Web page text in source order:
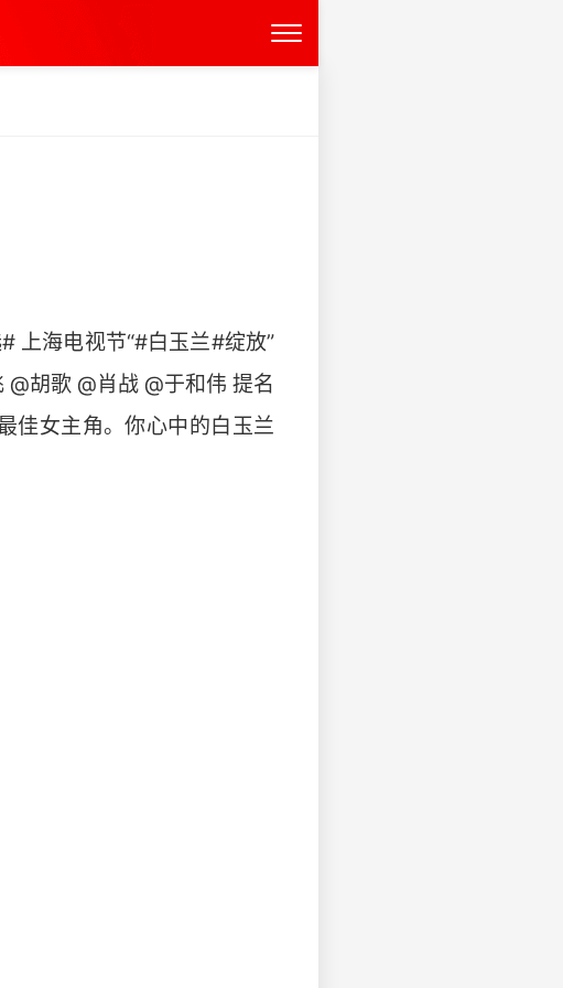
上海电视节“#白玉兰#绽放”
胡歌 @肖战 @于和伟 提名
佳女主角。你心中的白玉兰